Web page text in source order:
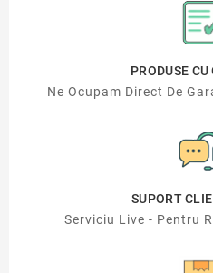
PRODUSE
Ne Ocupam Direct De
SUPORT
Serviciu Live - Pentru